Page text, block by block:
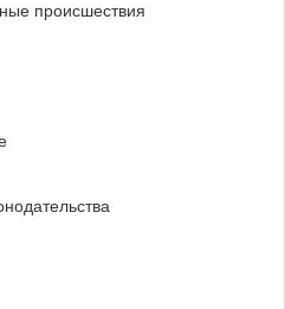
происшествия